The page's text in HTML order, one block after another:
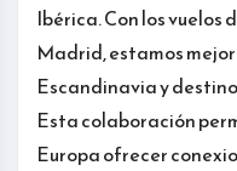
Ibérica. Con los vuelos
Madrid, estamos
Escandinavia y
Esta colaboración
Europa ofrecer